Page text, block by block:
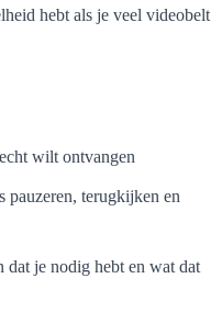
hebt als je veel videobelt
wilt ontvangen
pauzeren, terugkijken en
dat je nodig hebt en wat dat